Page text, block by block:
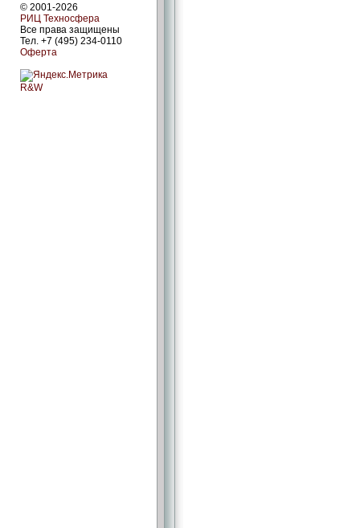
© 2001-2026
РИЦ Техносфера
Все права защищены
Тел. +7 (495) 234-0110
Оферта
R&W